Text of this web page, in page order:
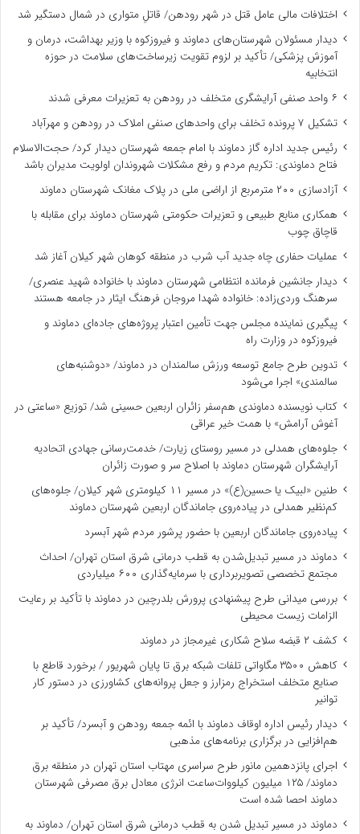
اختلافات مالی عامل قتل در شهر رودهن/ قاتلِ متواری در شمال دستگیر شد
دیدار مسئولان شهرستان‌های دماوند و فیروزکوه با وزیر بهداشت، درمان و
آموزش پزشکی/ تأکید بر لزوم تقویت زیرساخت‌های سلامت در حوزه
انتخابیه
۶ واحد صنفی آرایشگری متخلف در رودهن به تعزیرات معرفی شدند
تشکیل ۷ پرونده تخلف برای واحدهای صنفی املاک در رودهن و مهرآباد
رئیس جدید اداره گاز دماوند با امام جمعه شهرستان دیدار کرد/ حجت‌الاسلام
فتاح دماوندی: تکریم مردم و رفع مشکلات شهروندان اولویت مدیران باشد
آزادسازی ۲۰۰ مترمربع از اراضی ملی در پلاک مغانک شهرستان دماوند
همکاری منابع طبیعی و تعزیرات حکومتی شهرستان دماوند برای مقابله با
قاچاق چوب
عملیات حفاری چاه جدید آب شرب در منطقه کوهان شهر کیلان آغاز شد
دیدار جانشین فرمانده انتظامی شهرستان دماوند با خانواده شهید عنصری/
سرهنگ وردی‌زاده: خانواده شهدا مروجان فرهنگ ایثار در جامعه هستند
پیگیری نماینده مجلس جهت تأمین اعتبار پروژه‌های جاده‌ای دماوند و
فیروزکوه در وزارت راه
تدوین طرح جامع توسعه ورزش سالمندان در دماوند/ «دوشنبه‌های
سالمندی» اجرا می‌شود
کتاب نویسنده دماوندی هم‌سفر زائران اربعین حسینی شد/ توزیع «ساعتی در
آغوش آرامش» با همت خیر عراقی
جلوه‌های همدلی در مسیر روستای زیارت/ خدمت‌رسانی جهادی اتحادیه
آرایشگران شهرستان دماوند با اصلاح سر و صورت زائران
طنین «لبیک یا حسین(ع)» در مسیر ۱۱ کیلومتری شهر کیلان/ جلوه‌های
کم‌نظیر همدلی در پیاده‌روی جاماندگان اربعین شهرستان دماوند
پیاده‌روی جاماندگان اربعین با حضور پرشور مردم شهر آبسرد
دماوند در مسیر تبدیل‌شدن به قطب درمانی شرق استان تهران/ احداث
مجتمع تخصصی تصویربرداری با سرمایه‌گذاری ۶۰۰ میلیاردی
بررسی میدانی طرح پیشنهادی پرورش بلدرچین در دماوند با تأکید بر رعایت
الزامات زیست ‌محیطی
کشف ۲ قبضه سلاح شکاری غیرمجاز در دماوند
کاهش ۳۵۰۰ مگاواتی تلفات شبکه برق تا پایان شهریور / برخورد قاطع با
صنایع متخلف استخراج رمزارز و جعل پروانه‌های کشاورزی در دستور کار
توانیر
دیدار رئیس اداره اوقاف دماوند با ائمه جمعه رودهن و آبسرد/ تأکید بر
هم‌افزایی در برگزاری برنامه‌های مذهبی
اجرای پانزدهمین مانور طرح سراسری مهتاب استان تهران در منطقه برق
دماوند/ ۱۲۵ میلیون کیلووات‌ساعت انرژی معادل برق مصرفی شهرستان
دماوند احصا شده است
دماوند در مسیر تبدیل شدن به قطب درمانی شرق استان تهران/ دماوند به